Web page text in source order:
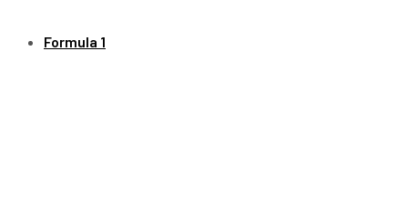
Formula 1